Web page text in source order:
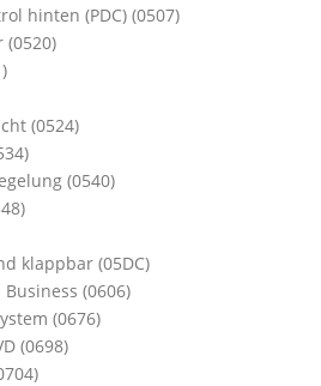
hinten (PDC) (0507)
(0524)
(0540)
klappbar (05DC)
(0606)
(0676)
(0698)